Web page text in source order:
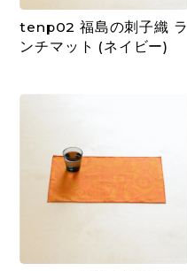
tenp02 福島の刺子織 ラ
ンチマット (ネイビー)